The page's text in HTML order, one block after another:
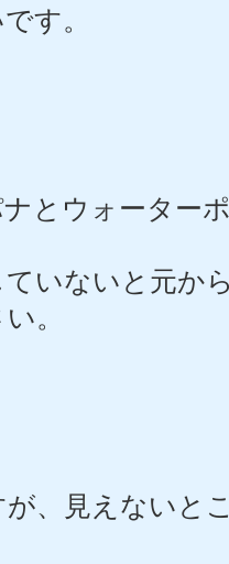
す。
とウォーター
いないと元か
。
、見えないと